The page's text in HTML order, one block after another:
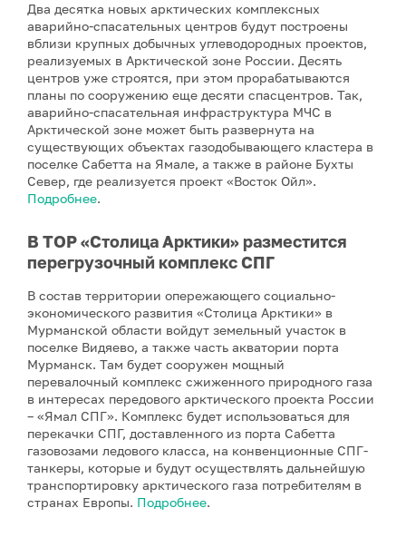
Два десятка новых арктических комплексных
аварийно-спасательных центров будут построены
вблизи крупных добычных углеводородных проектов,
реализуемых в Арктической зоне России. Десять
центров уже строятся, при этом прорабатываются
планы по сооружению еще десяти спасцентров. Так,
аварийно-спасательная инфраструктура МЧС в
Арктической зоне может быть развернута на
существующих объектах газодобывающего кластера в
поселке Сабетта на Ямале, а также в районе Бухты
Север, где реализуется проект «Восток Ойл».
Подробнее.
В ТОР «Столица Арктики» разместится
перегрузочный комплекс СПГ
В состав территории опережающего социально-
экономического развития «Столица Арктики» в
Мурманской области войдут земельный участок в
поселке Видяево, а также часть акватории порта
Мурманск. Там будет сооружен мощный
перевалочный комплекс сжиженного природного газа
в интересах передового арктического проекта России
– «Ямал СПГ». Комплекс будет использоваться для
перекачки СПГ, доставленного из порта Сабетта
газовозами ледового класса, на конвенционные СПГ-
танкеры, которые и будут осуществлять дальнейшую
транспортировку арктического газа потребителям в
странах Европы. Подробнее.